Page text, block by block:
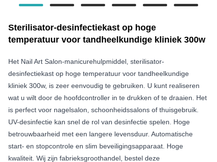
Sterilisator-desinfectiekast op hoge
temperatuur voor tandheelkundige kliniek 300w
Het Nail Art Salon-manicurehulpmiddel, sterilisator-
desinfectiekast op hoge temperatuur voor tandheelkundige
kliniek 300w, is zeer eenvoudig te gebruiken. U kunt realiseren
wat u wilt door de hoofdcontroller in te drukken of te draaien. Het
is perfect voor nagelsalon, schoonheidssalons of thuisgebruik.
UV-desinfectie kan snel de rol van desinfectie spelen. Hoge
betrouwbaarheid met een langere levensduur. Automatische
start- en stopcontrole en slim beveiligingsapparaat. Hoge
kwaliteit. Wij zijn fabrieksgroothandel, bestel deze